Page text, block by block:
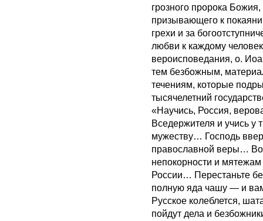
грозного пророка
призывающего к
грехи и за
любви к каждому
вероисповедания, о.
тем безбожным,
течениям, которые
тысячелетний
«Научись, Россия,
Вседержителя и учись у
мужеству… Господь
православной веры…
непокорности и
России… Перестаньте
полную яда чашу — и
Русское колеблется,
пойдут дела и